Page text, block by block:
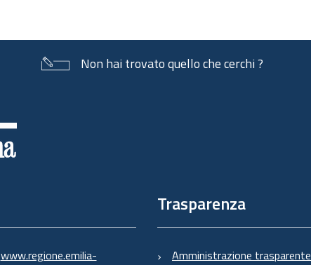
Non hai trovato quello che cerchi ?
www.regione.emilia-
Trasparenza
Amministrazione trasparente